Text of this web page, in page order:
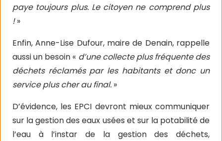
paye toujours plus. Le citoyen ne comprend plus
!»
Enfin, Anne-Lise Dufour, maire de Denain, rappelle
aussi un besoin « d’une collecte plus fréquente des
déchets réclamés par les habitants et donc un
service plus cher au final. »
D’évidence, les EPCI devront mieux communiquer
sur la gestion des eaux usées et sur la potabilité de
l’eau à l’instar de la gestion des déchets,